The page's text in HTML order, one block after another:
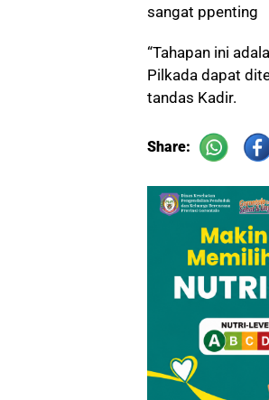
sangat ppenting
“Tahapan ini
Pilkada dapat
tandas Kadir.
Share: